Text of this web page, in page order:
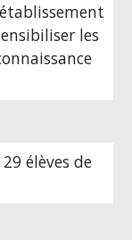
les
élèves de